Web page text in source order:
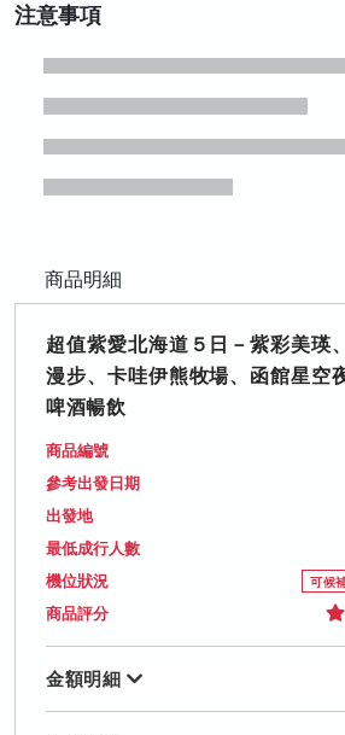
注意事項
商品明細
超值紫愛北海道５日－紫彩美瑛
漫步、卡哇伊熊牧場、函館星空
啤酒暢飲
商品編號
參考出發日期
出發地
最低成行人數
機位狀況 可候
商品評分
金額明細